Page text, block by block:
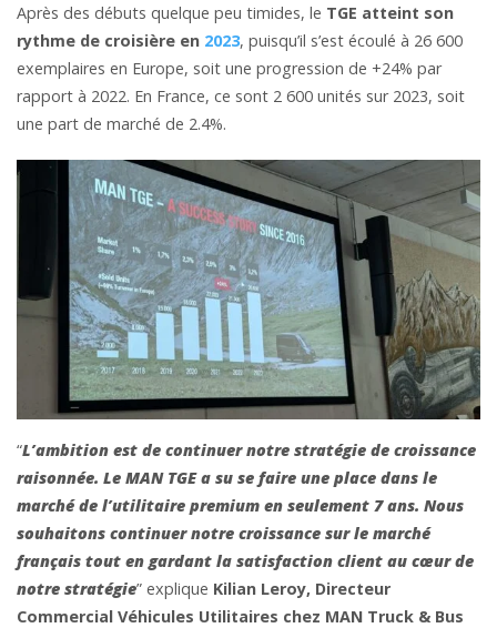
Après des débuts quelque peu timides, le TGE atteint son
rythme de croisière en 2023, puisqu’il s’est écoulé à 26 600
exemplaires en Europe, soit une progression de +24% par
rapport à 2022. En France, ce sont 2 600 unités sur 2023, soit
une part de marché de 2.4%.
“L’ambition est de continuer notre stratégie de croissance
raisonnée. Le MAN TGE a su se faire une place dans le
marché de l’utilitaire premium en seulement 7 ans. Nous
souhaitons continuer notre croissance sur le marché
français tout en gardant la satisfaction client au cœur de
notre stratégie” explique Kilian Leroy, Directeur
Commercial Véhicules Utilitaires chez MAN Truck & Bus